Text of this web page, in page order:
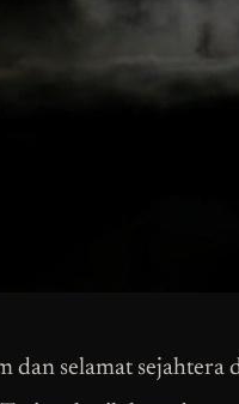
dan selamat sejahtera